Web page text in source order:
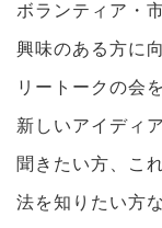
ボランティア・
興味のある方に
リートークの会
新しいアイディ
聞きたい方、こ
法を知りたい方